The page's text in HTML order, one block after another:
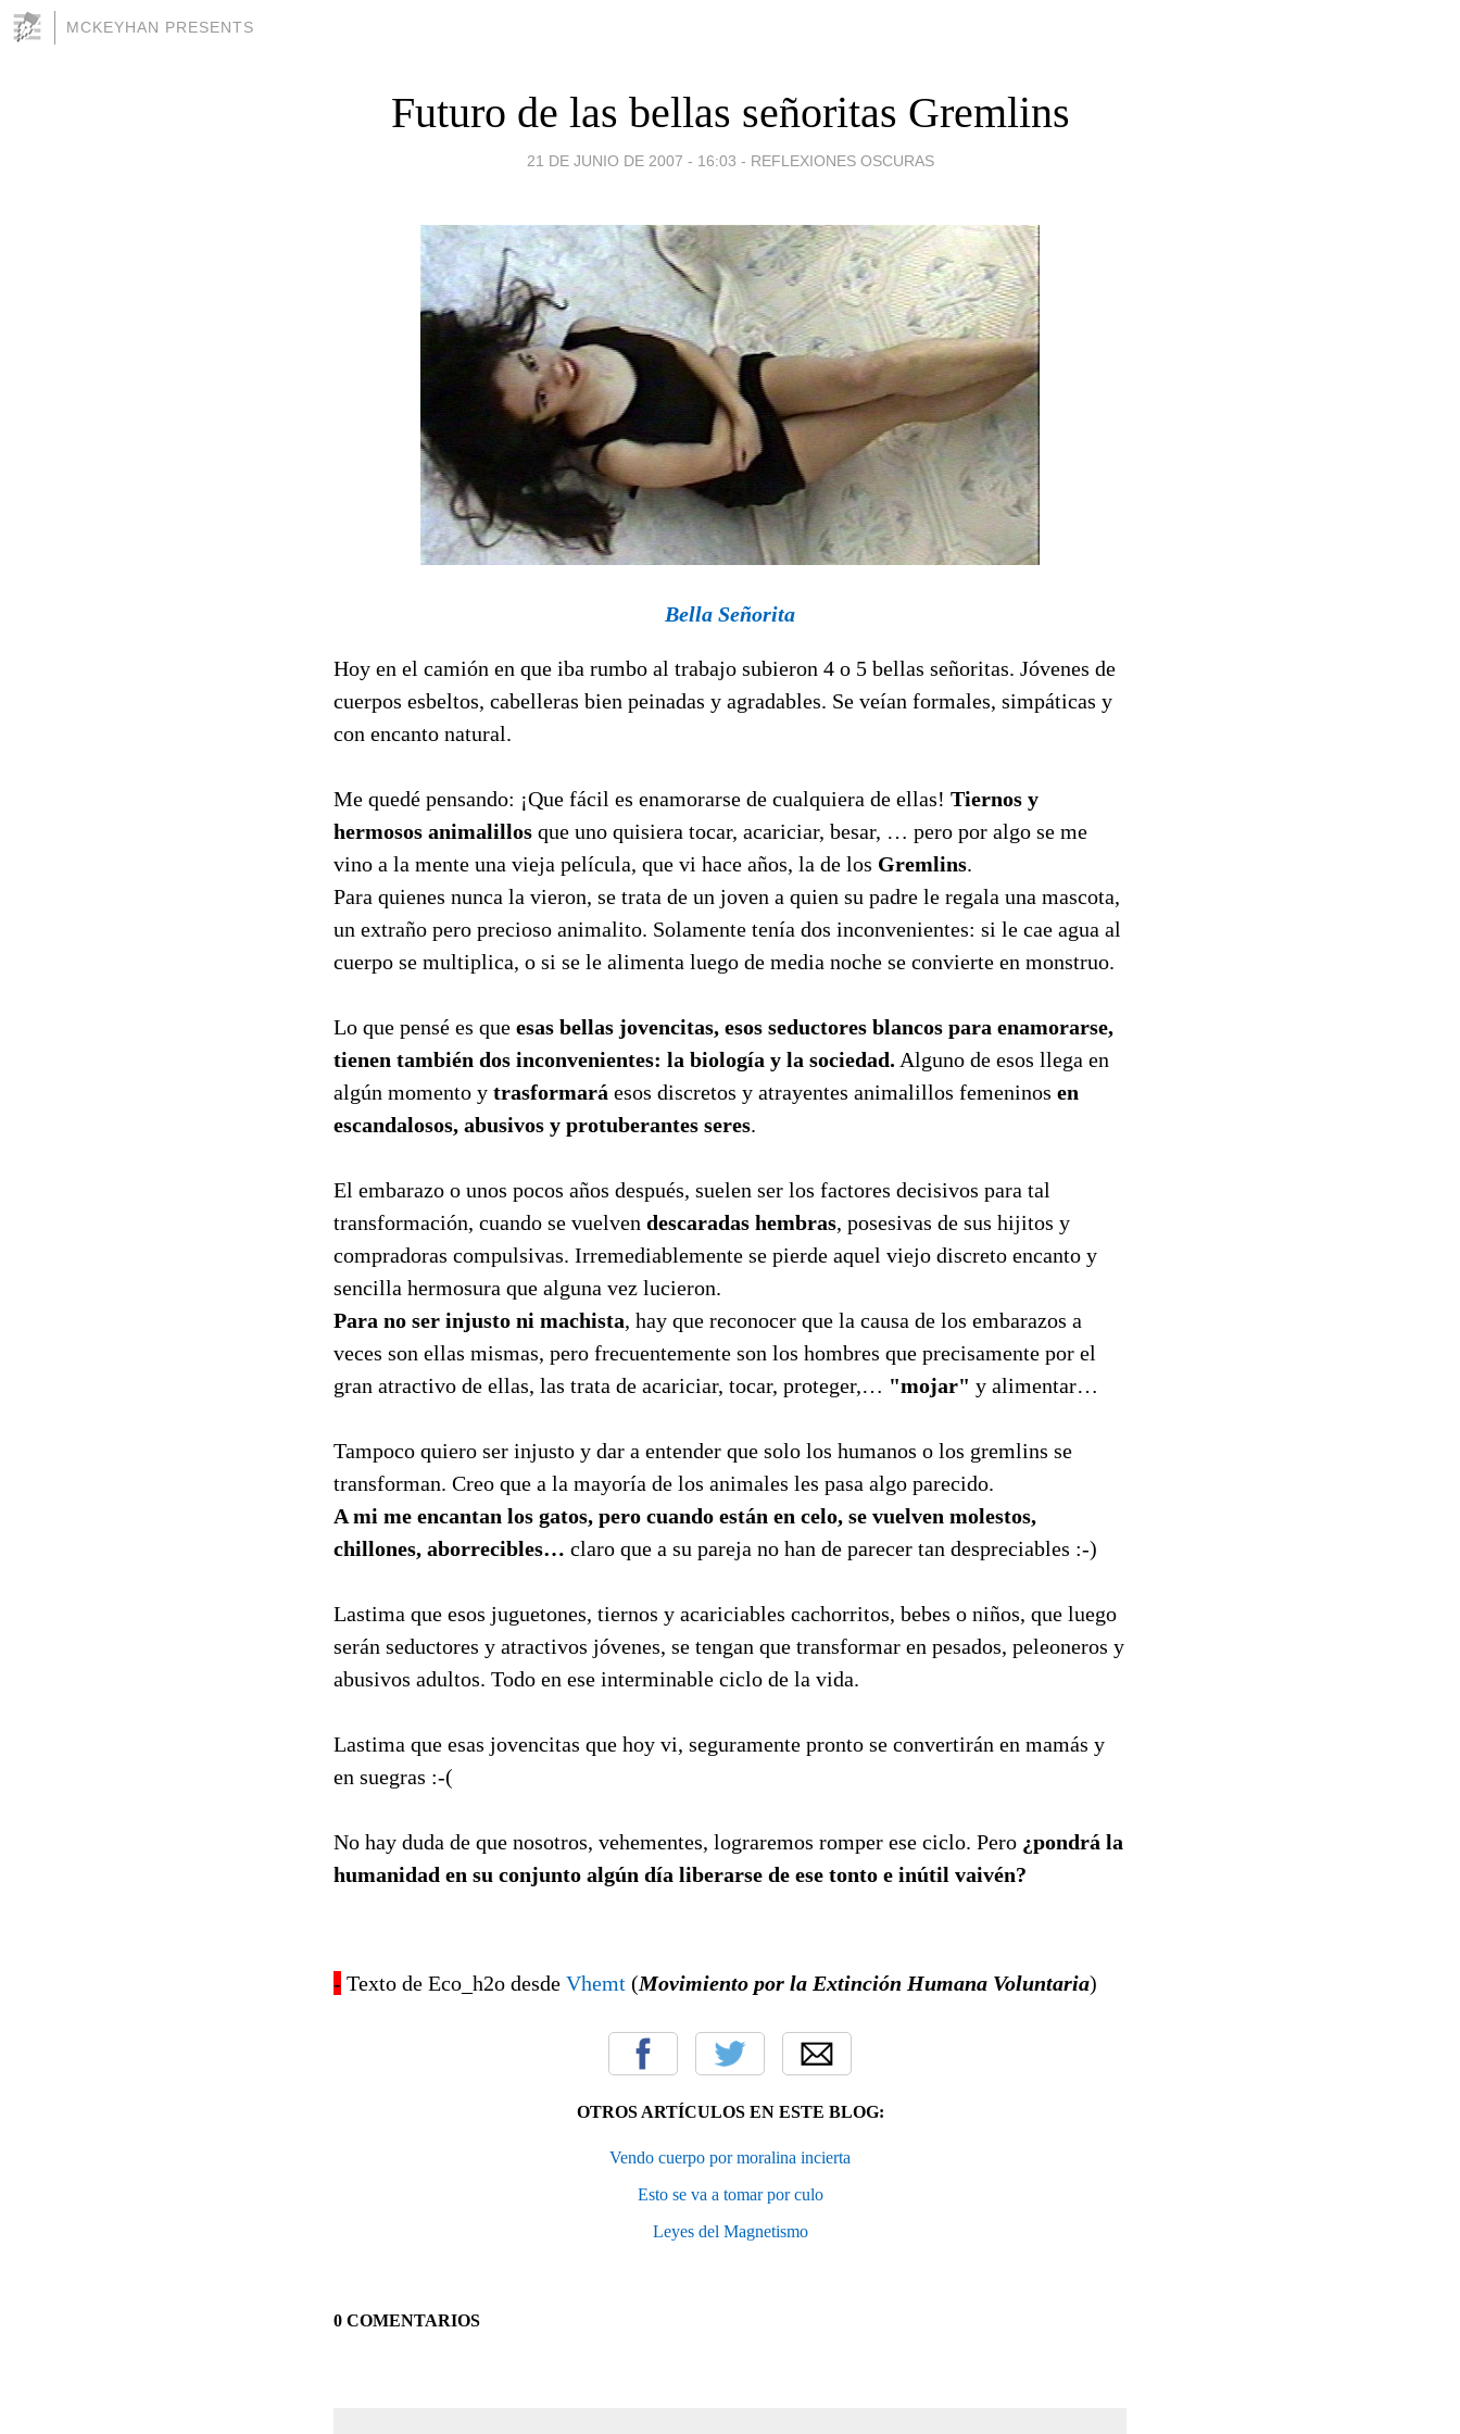
MCKEYHAN PRESENTS
Futuro de las bellas señoritas Gremlins
21 DE JUNIO DE 2007 - 16:03 - REFLEXIONES OSCURAS
Bella Señorita
Hoy en el camión en que iba rumbo al trabajo subieron 4 o 5 bellas señoritas. Jóvenes de
cuerpos esbeltos, cabelleras bien peinadas y agradables. Se veían formales, simpáticas y
con encanto natural.
Me quedé pensando: ¡Que fácil es enamorarse de cualquiera de ellas! Tiernos y
hermosos animalillos que uno quisiera tocar, acariciar, besar, … pero por algo se me
vino a la mente una vieja película, que vi hace años, la de los Gremlins.
Para quienes nunca la vieron, se trata de un joven a quien su padre le regala una mascota,
un extraño pero precioso animalito. Solamente tenía dos inconvenientes: si le cae agua al
cuerpo se multiplica, o si se le alimenta luego de media noche se convierte en monstruo.
Lo que pensé es que esas bellas jovencitas, esos seductores blancos para enamorarse,
tienen también dos inconvenientes: la biología y la sociedad. Alguno de esos llega en
algún momento y trasformará esos discretos y atrayentes animalillos femeninos en
escandalosos, abusivos y protuberantes seres.
El embarazo o unos pocos años después, suelen ser los factores decisivos para tal
transformación, cuando se vuelven descaradas hembras, posesivas de sus hijitos y
compradoras compulsivas. Irremediablemente se pierde aquel viejo discreto encanto y
sencilla hermosura que alguna vez lucieron.
Para no ser injusto ni machista, hay que reconocer que la causa de los embarazos a
veces son ellas mismas, pero frecuentemente son los hombres que precisamente por el
gran atractivo de ellas, las trata de acariciar, tocar, proteger,… "mojar" y alimentar…
Tampoco quiero ser injusto y dar a entender que solo los humanos o los gremlins se
transforman. Creo que a la mayoría de los animales les pasa algo parecido.
A mi me encantan los gatos, pero cuando están en celo, se vuelven molestos,
chillones, aborrecibles… claro que a su pareja no han de parecer tan despreciables :-)
Lastima que esos juguetones, tiernos y acariciables cachorritos, bebes o niños, que luego
serán seductores y atractivos jóvenes, se tengan que transformar en pesados, peleoneros y
abusivos adultos. Todo en ese interminable ciclo de la vida.
Lastima que esas jovencitas que hoy vi, seguramente pronto se convertirán en mamás y
en suegras :-(
No hay duda de que nosotros, vehementes, lograremos romper ese ciclo. Pero ¿pondrá la
humanidad en su conjunto algún día liberarse de ese tonto e inútil vaivén?
- Texto de Eco_h2o desde Vhemt (Movimiento por la Extinción Humana Voluntaria)
OTROS ARTÍCULOS EN ESTE BLOG:
Vendo cuerpo por moralina incierta
Esto se va a tomar por culo
Leyes del Magnetismo
0 COMENTARIOS